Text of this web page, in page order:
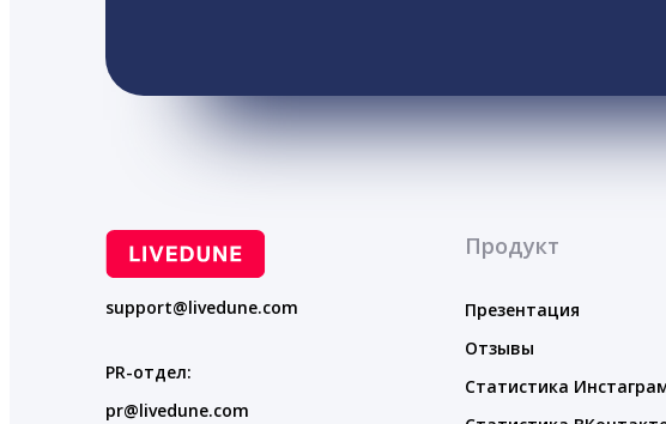
support@livedune.com
PR-отдел:
pr@livedune.com
Продукт
Презентация
Отзывы
Статистика